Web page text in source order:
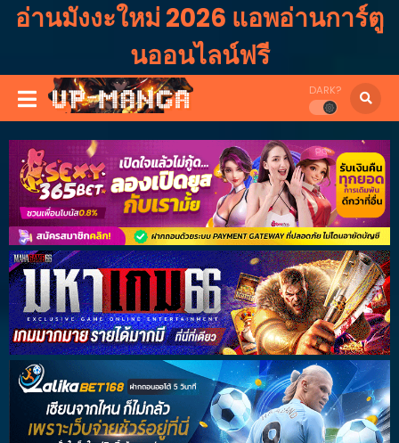
อ่านมังงะใหม่ 2026 แอพอ่านการ์ตู
นออนไลน์ฟรี
DARK?